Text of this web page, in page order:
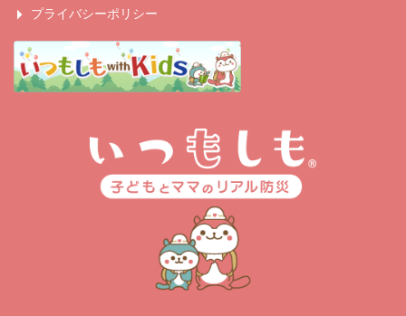
プライバシーポリシー